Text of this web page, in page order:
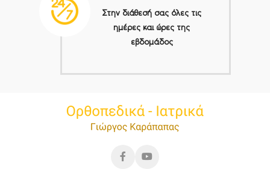
Στην διάθεσή σας όλες τις
ημέρες και ώρες της
εβδομάδος